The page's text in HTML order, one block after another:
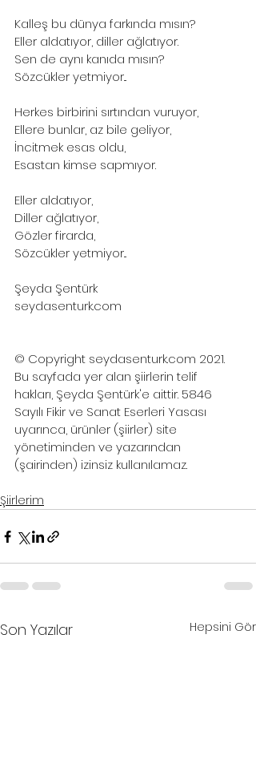
Kalleş bu dünya farkında mısın?
Eller aldatıyor, diller ağlatıyor.
Sen de aynı kanıda mısın?
Sözcükler yetmiyor...
Herkes birbirini sırtından vuruyor,
Ellere bunlar, az bile geliyor,
İncitmek esas oldu,
Esastan kimse sapmıyor.
Eller aldatıyor,
Diller ağlatıyor,
Gözler firarda,
Sözcükler yetmiyor...
Şeyda Şentürk
seydasenturk.com
© Copyright seydasenturk.com 2021.
Bu sayfada yer alan şiirlerin telif
hakları, Şeyda Şentürk'e aittir. 5846
Sayılı Fikir ve Sanat Eserleri Yasası
uyarınca, ürünler (şiirler) site
yönetiminden ve yazarından
(şairinden) izinsiz kullanılamaz.
Şiirlerim
Son Yazılar Hepsini Gör